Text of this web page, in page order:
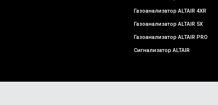
Газоанализатор ALTAIR 4XR
Газоанализатор ALTAIR 5X
Газоанализатор ALTAIR PRO
Сигнализатор ALTAIR